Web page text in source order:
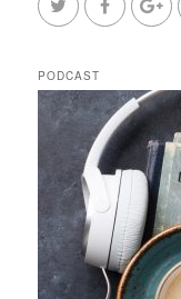
PODCAST